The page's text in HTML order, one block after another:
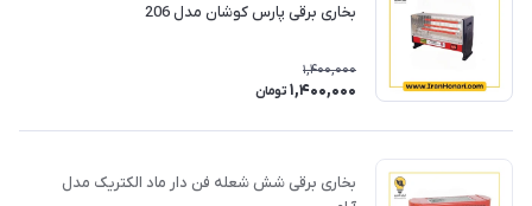
بخاری برقی پارس کوشان مدل 206
1,400,000
1,400,000 تومان
بخاری برقی شش شعله فن دار ماد الکتریک مدل